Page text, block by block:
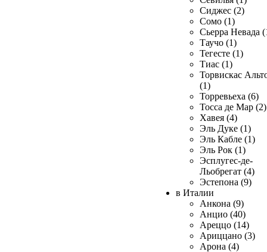
Сиджес (2)
Сомо (1)
Сьерра Невада
Таучо (1)
Тегесте (1)
Тиас (1)
Торвискас
(1)
Торревьеха (6)
Тосса де Мар (2)
Хавея (4)
Эль Дуке (1)
Эль Кабле (1)
Эль Рок (1)
Эсплугес-де-
Льобрегат (4)
Эстепона (9)
в Италии
Анкона (9)
Анцио (40)
Ареццо (14)
Ариццано (3)
Арона (4)